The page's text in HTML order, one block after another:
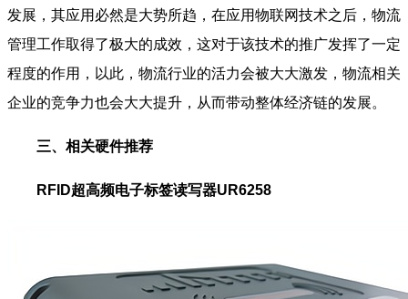
发展，其应用必然是大势所趋，在应用物联网技术之后，物流
管理工作取得了极大的成效，这对于该技术的推广发挥了一定
程度的作用，以此，物流行业的活力会被大大激发，物流相关
企业的竞争力也会大大提升，从而带动整体经济链的发展。
三、相关硬件推荐
RFID超高频电子标签读写器UR6258